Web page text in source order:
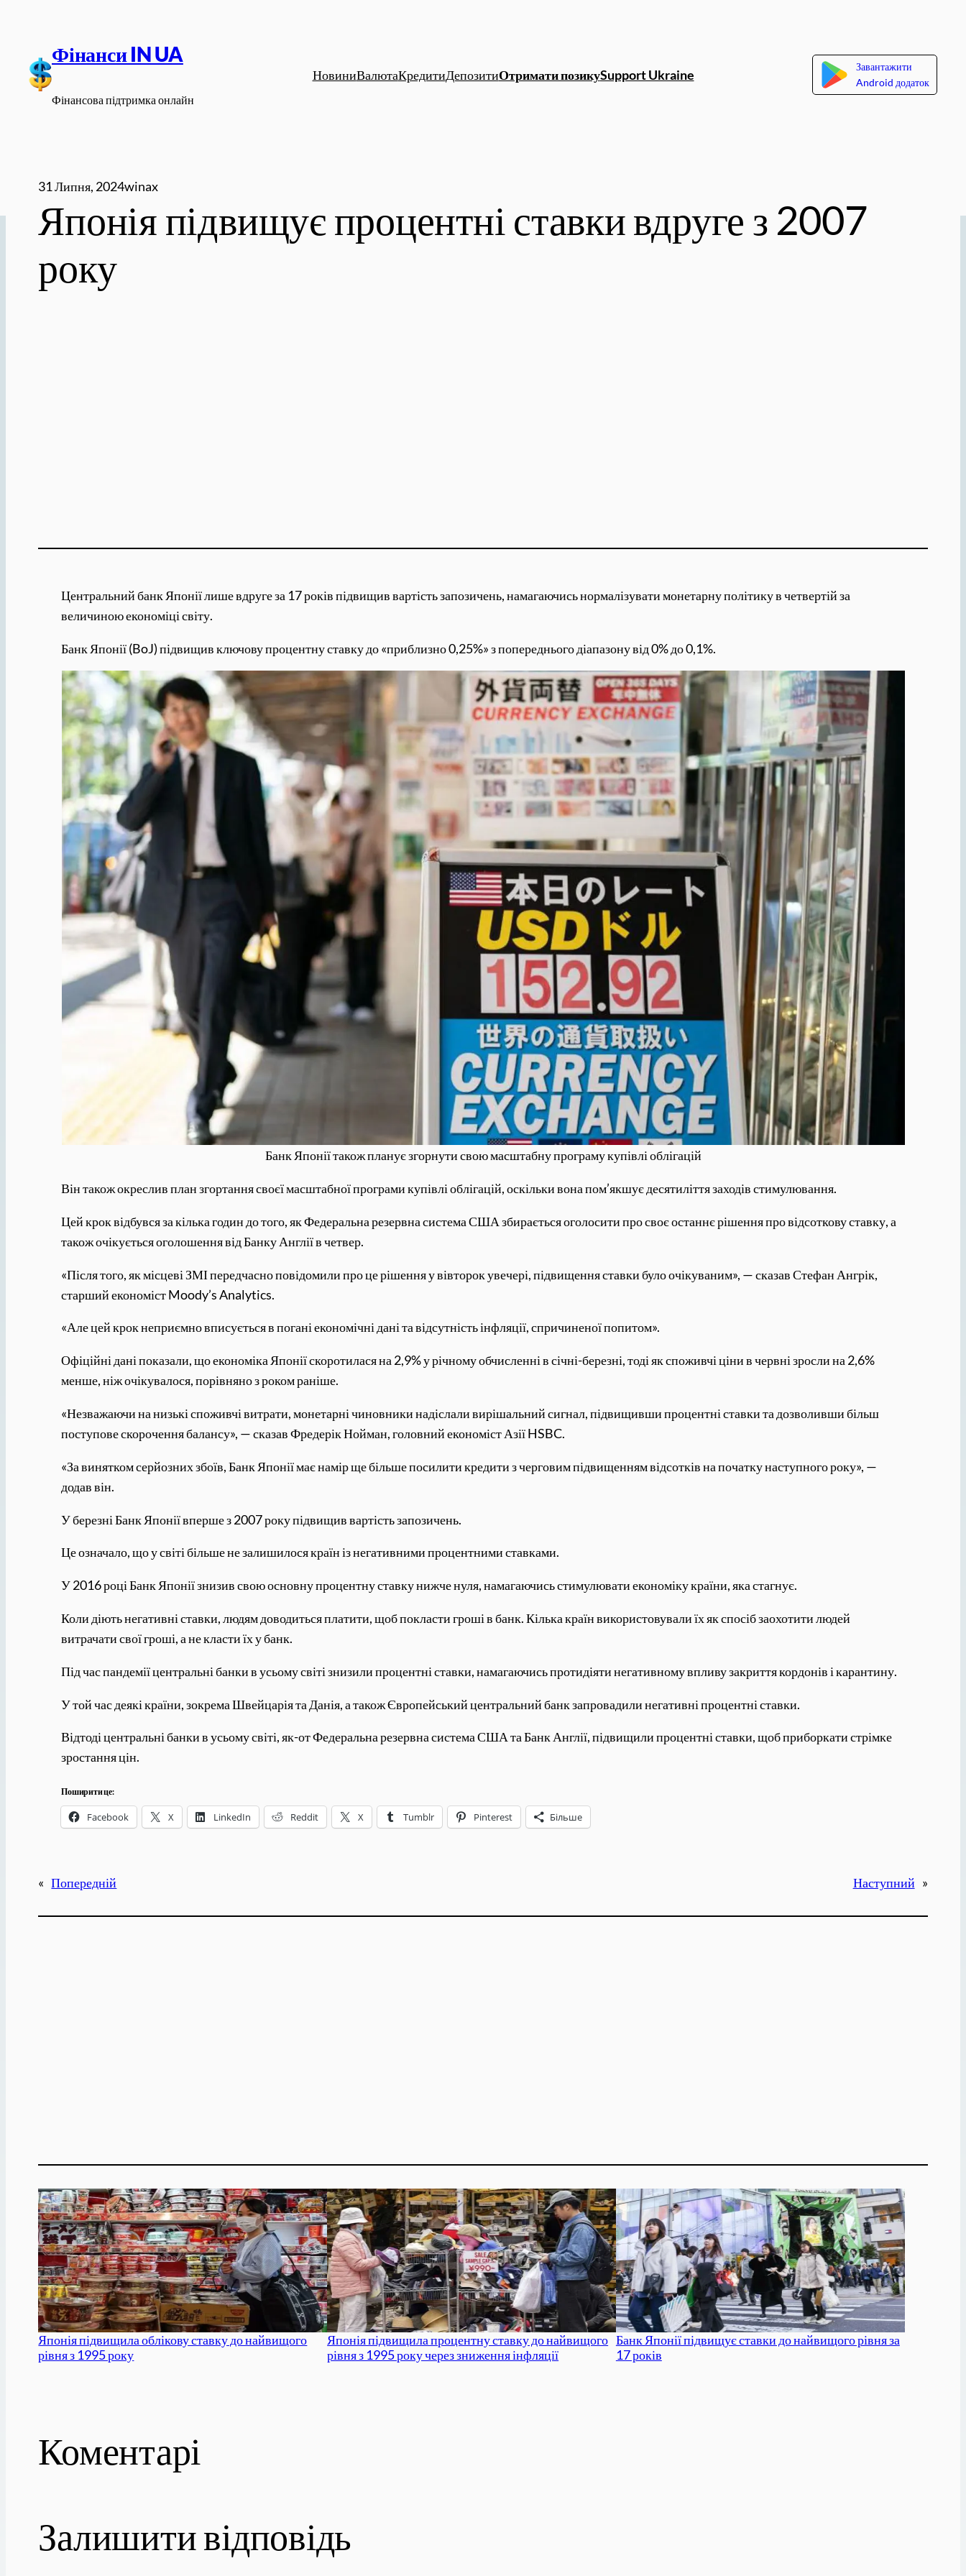
вмісту
Фінанси IN UA
Фінансова підтримка онлайн
НовиниВалютаКредитиДепозитиОтримати позикуSupport Ukraine
Завантажити
Android додаток
31 Липня, 2024winax
Японія підвищує процентні ставки вдруге з 2007
року
Центральний банк Японії лише вдруге за 17 років підвищив вартість запозичень, намагаючись нормалізувати монетарну політику в четвертій за
величиною економіці світу.
Банк Японії (BoJ) підвищив ключову процентну ставку до «приблизно 0,25%» з попереднього діапазону від 0% до 0,1%.
Банк Японії також планує згорнути свою масштабну програму купівлі облігацій
Він також окреслив план згортання своєї масштабної програми купівлі облігацій, оскільки вона пом’якшує десятиліття заходів стимулювання.
Цей крок відбувся за кілька годин до того, як Федеральна резервна система США збирається оголосити про своє останнє рішення про відсоткову ставку, а
також очікується оголошення від Банку Англії в четвер.
«Після того, як місцеві ЗМІ передчасно повідомили про це рішення у вівторок увечері, підвищення ставки було очікуваним», — сказав Стефан Ангрік,
старший економіст Moody’s Analytics.
«Але цей крок неприємно вписується в погані економічні дані та відсутність інфляції, спричиненої попитом».
Офіційні дані показали, що економіка Японії скоротилася на 2,9% у річному обчисленні в січні-березні, тоді як споживчі ціни в червні зросли на 2,6%
менше, ніж очікувалося, порівняно з роком раніше.
«Незважаючи на низькі споживчі витрати, монетарні чиновники надіслали вирішальний сигнал, підвищивши процентні ставки та дозволивши більш
поступове скорочення балансу», — сказав Фредерік Нойман, головний економіст Азії HSBC.
«За винятком серйозних збоїв, Банк Японії має намір ще більше посилити кредити з черговим підвищенням відсотків на початку наступного року», —
додав він.
У березні Банк Японії вперше з 2007 року підвищив вартість запозичень.
Це означало, що у світі більше не залишилося країн із негативними процентними ставками.
У 2016 році Банк Японії знизив свою основну процентну ставку нижче нуля, намагаючись стимулювати економіку країни, яка стагнує.
Коли діють негативні ставки, людям доводиться платити, щоб покласти гроші в банк. Кілька країн використовували їх як спосіб заохотити людей
витрачати свої гроші, а не класти їх у банк.
Під час пандемії центральні банки в усьому світі знизили процентні ставки, намагаючись протидіяти негативному впливу закриття кордонів і карантину.
У той час деякі країни, зокрема Швейцарія та Данія, а також Європейський центральний банк запровадили негативні процентні ставки.
Відтоді центральні банки в усьому світі, як-от Федеральна резервна система США та Банк Англії, підвищили процентні ставки, щоб приборкати стрімке
зростання цін.
Поширити це:
Facebook X LinkedIn Reddit X Tumblr Pinterest Більше
« Попередній Наступний »
Японія підвищила облікову ставку до найвищого
рівня з 1995 року
Японія підвищила процентну ставку до найвищого
рівня з 1995 року через зниження інфляції
Банк Японії підвищує ставки до найвищого рівня за
17 років
Коментарі
Залишити відповідь